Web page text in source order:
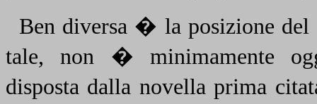
Ben diversa � la posizione del
tale, non � minimamente
disposta dalla novella prima